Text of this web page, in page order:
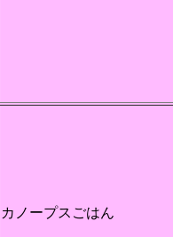
カノープスごはん